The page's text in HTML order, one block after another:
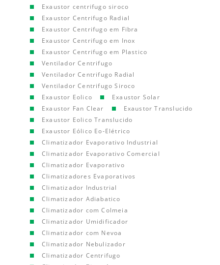
Exaustor centrifugo siroco
Exaustor Centrifugo Radial
Exaustor Centrifugo em Fibra
Exaustor Centrifugo em Inox
Exaustor Centrifugo em Plastico
Ventilador Centrifugo
Ventilador Centrifugo Radial
Ventilador Centrifugo Siroco
Exaustor Eolico
Exaustor Solar
Exaustor Fan Clear
Exaustor Translucido
Exaustor Eolico Translucido
Exaustor Eólico Eo-Elétrico
Climatizador Evaporativo Industrial
Climatizador Evaporativo Comercial
Climatizador Evaporativo
Climatizadores Evaporativos
Climatizador Industrial
Climatizador Adiabatico
Climatizador com Colmeia
Climatizador Umidificador
Climatizador com Nevoa
Climatizador Nebulizador
Climatizador Centrifugo